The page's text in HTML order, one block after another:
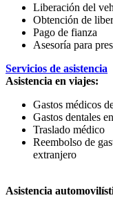
Liberación del
Obtención de
Pago de fianza
Asesoría para
Servicios de asistencia
Asistencia en viajes:
Gastos médicos
Gastos dentales
Traslado médico
Reembolso de
extranjero
Asistencia